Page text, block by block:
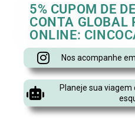
5% CUPOM DE
CONTA GLOBAL
ONLINE:
Nos acompanhe
Planeje sua viagem